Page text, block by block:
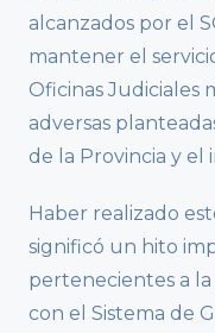
alcanzados por el
mantener el
Oficinas Judiciales
adversas
de la Provincia y el
Haber realizado
significó un hito
pertenecientes a
con el Sistema de